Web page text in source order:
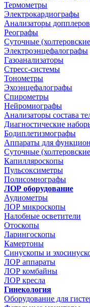
Термометры
Электрокардиографы
Анализаторы
Реографы
Суточные
Электроэнцефалографы
Газоанализаторы
Стресс-системы
Тонометры
Эхоэнцефалографы
Спирометры
Нейромиографы
Анализаторы состава
Диагностические
Бодиплетизмографы
Аппараты для
Суточные
Капилляроскопы
Пульсоксиметры
Полисомнографы
ЛОР оборудование
Аудиометры
ЛОР микроскопы
Налобные осветители
Отоскопы
Ларингоскопы
Камертоны
Синускопы и
ЛОР аппараты
ЛОР комбайны
ЛОР кресла
Гинекология
Оборудование для